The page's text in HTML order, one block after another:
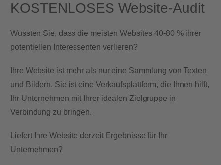
KOSTENLOSES Website-Audit
Wussten Sie, dass die meisten Websites 40-80 % ihrer
potentiellen Interessenten verlieren?
Ihre Website ist mehr als nur eine Sammlung von Texten
und Bildern. Sie ist eine Verkaufsplattform, die Ihnen hilft,
Ihr Unternehmen mit Ihrer idealen Zielgruppe in
Verbindung zu bringen.
Liefert Ihre Website derzeit Ergebnisse für Ihr
Unternehmen?